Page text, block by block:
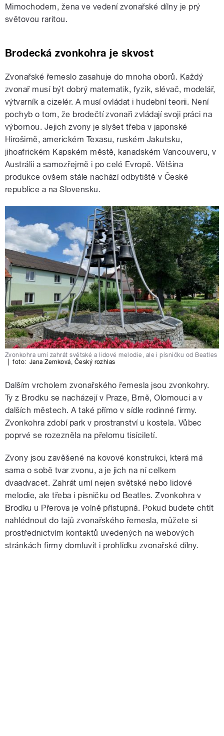
Mimochodem, žena ve vedení zvonařské dílny je prý
světovou raritou.
Brodecká zvonkohra je skvost
Zvonařské řemeslo zasahuje do mnoha oborů. Každý
zvonař musí být dobrý matematik, fyzik, slévač, modelář,
výtvarník a cizelér. A musí ovládat i hudební teorii. Není
pochyb o tom, že brodečtí zvonaři zvládají svoji práci na
výbornou. Jejich zvony je slyšet třeba v japonské
Hirošimě, americkém Texasu, ruském Jakutsku,
jihoafrickém Kapském městě, kanadském Vancouveru, v
Austrálii a samozřejmě i po celé Evropě. Většina
produkce ovšem stále nachází odbytiště v České
republice a na Slovensku.
Zvonkohra umí zahrát světské a lidové melodie, ale i písničku od Beatles
foto: Jana Zemková, Český rozhlas
Dalším vrcholem zvonařského řemesla jsou zvonkohry.
Ty z Brodku se nacházejí v Praze, Brně, Olomouci a v
dalších městech. A také přímo v sídle rodinné firmy.
Zvonkohra zdobí park v prostranství u kostela. Vůbec
poprvé se rozezněla na přelomu tisíciletí.
Zvony jsou zavěšené na kovové konstrukci, která má
sama o sobě tvar zvonu, a je jich na ní celkem
dvaadvacet. Zahrát umí nejen světské nebo lidové
melodie, ale třeba i písničku od Beatles. Zvonkohra v
Brodku u Přerova je volně přístupná. Pokud budete chtít
nahlédnout do tajů zvonařského řemesla, můžete si
prostřednictvím kontaktů uvedených na webových
stránkách firmy domluvit i prohlídku zvonařské dílny.